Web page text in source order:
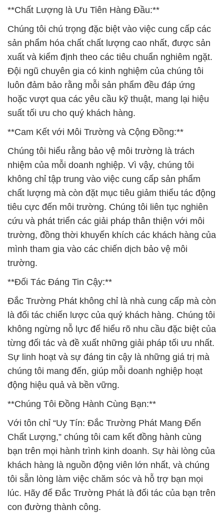
**Chất Lượng là Ưu Tiên Hàng Đầu:**
Chúng tôi chú trọng đặc biệt vào việc cung cấp các
sản phẩm hóa chất chất lượng cao nhất, được sản
xuất và kiểm định theo các tiêu chuẩn nghiêm ngặt.
Đội ngũ chuyên gia có kinh nghiệm của chúng tôi
luôn đảm bảo rằng mỗi sản phẩm đều đáp ứng
hoặc vượt qua các yêu cầu kỹ thuật, mang lại hiệu
suất tối ưu cho quý khách hàng.
**Cam Kết với Môi Trường và Cộng Đồng:**
Chúng tôi hiểu rằng bảo vệ môi trường là trách
nhiệm của mỗi doanh nghiệp. Vì vậy, chúng tôi
không chỉ tập trung vào việc cung cấp sản phẩm
chất lượng mà còn đặt mục tiêu giảm thiểu tác động
tiêu cực đến môi trường. Chúng tôi liên tục nghiên
cứu và phát triển các giải pháp thân thiện với môi
trường, đồng thời khuyến khích các khách hàng của
mình tham gia vào các chiến dịch bảo vệ môi
trường.
**Đối Tác Đáng Tin Cậy:**
Đắc Trường Phát không chỉ là nhà cung cấp mà còn
là đối tác chiến lược của quý khách hàng. Chúng tôi
không ngừng nỗ lực để hiểu rõ nhu cầu đặc biệt của
từng đối tác và đề xuất những giải pháp tối ưu nhất.
Sự linh hoạt và sự đáng tin cậy là những giá trị mà
chúng tôi mang đến, giúp mỗi doanh nghiệp hoạt
động hiệu quả và bền vững.
**Chúng Tôi Đồng Hành Cùng Bạn:**
Với tôn chỉ “Uy Tín: Đắc Trường Phát Mang Đến
Chất Lượng,” chúng tôi cam kết đồng hành cùng
bạn trên mọi hành trình kinh doanh. Sự hài lòng của
khách hàng là nguồn động viên lớn nhất, và chúng
tôi sẵn lòng làm việc chăm sóc và hỗ trợ bạn mọi
lúc. Hãy để Đắc Trường Phát là đối tác của bạn trên
con đường thành công.